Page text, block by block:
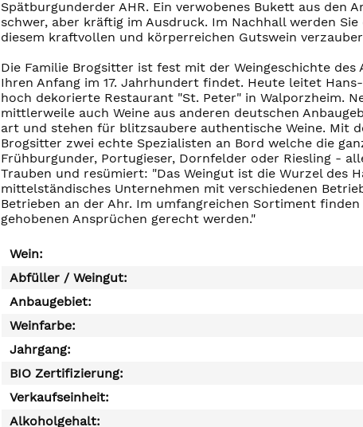
Spätburgunderder AHR. Ein verwobenes Bukett aus den
schwer, aber kräftig im Ausdruck. Im Nachhall werden
diesem kraftvollen und körperreichen Gutswein
Die Familie Brogsitter ist fest mit der Weingeschichte
Ihren Anfang im 17. Jahrhundert findet. Heute leitet
hoch dekorierte Restaurant "St. Peter" in Walporzheim.
mittlerweile auch Weine aus anderen deutschen
art und stehen für blitzsaubere authentische Weine. Mit
Brogsitter zwei echte Spezialisten an Bord welche die
Frühburgunder, Portugieser, Dornfelder oder Riesling -
Trauben und resümiert: "Das Weingut ist die Wurzel des
mittelständisches Unternehmen mit verschiedenen
Betrieben an der Ahr. Im umfangreichen Sortiment
gehobenen Ansprüchen gerecht werden."
Wein:
Abfüller / Weingut:
Anbaugebiet:
Weinfarbe:
Jahrgang:
BIO Zertifizierung:
Verkaufseinheit:
Alkoholgehalt: